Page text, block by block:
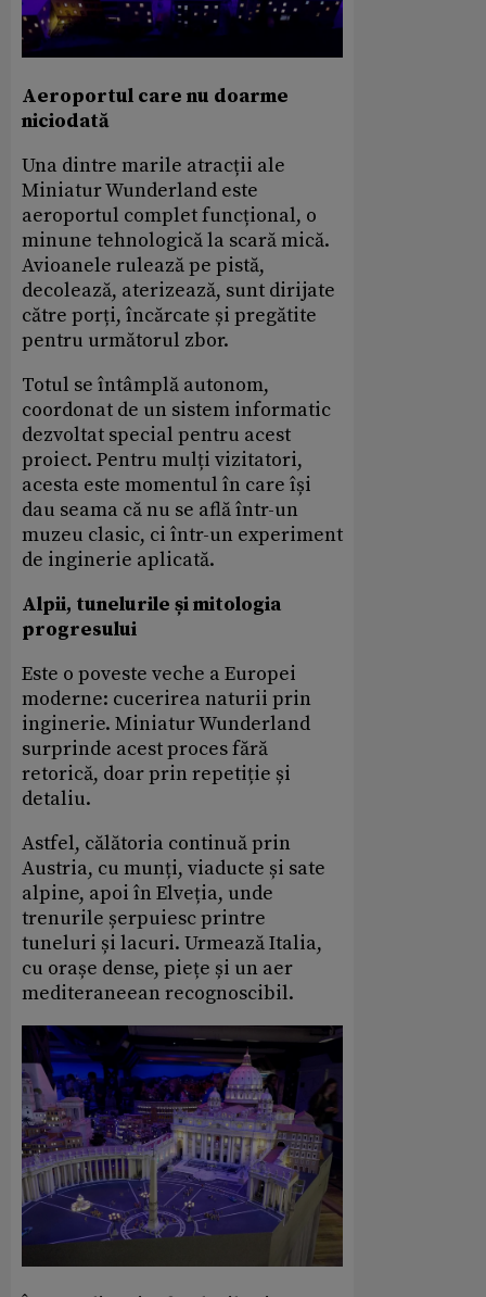
Aeroportul care nu doarme
niciodată
Una dintre marile atracții ale
Miniatur Wunderland este
aeroportul completfuncțional, o
minune tehnologică la scară mică.
Avioanele rulează pe pistă,
decolează, aterizează, sunt dirijate
către porți, încărcate și pregătite
pentru următorul zbor.
Totul se întâmplă autonom,
coordonat de un sistem informatic
dezvoltat special pentru acest
proiect. Pentru mulți vizitatori,
acesta este momentul în care își
dau seama că nu se află într-un
muzeu clasic, ci într-un experiment
de inginerie aplicată.
Alpii, tunelurile și mitologia
progresului
Este o poveste veche a Europei
moderne: cucerirea naturii prin
inginerie. Miniatur Wunderland
surprinde acest proces fără
retorică, doar prin repetiție și
detaliu.
Astfel, călătoria continuă prin
Austria, cu munți, viaducte și sate
alpine, apoi în Elveția, unde
trenurile șerpuiesc printre
tuneluri și lacuri. Urmează Italia,
cu orașe dense, piețe și un aer
mediteraneean recognoscibil.